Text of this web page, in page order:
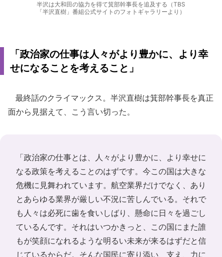
半沢は大和田の協力を得て箕部幹事長を追及する（TBS
「半沢直樹」番組公式サイトのフォトギャラリーより）
「政治家の仕事は人々がより豊かに、より幸
せになることを考えること」
最終話のクライマックス。半沢直樹は箕部幹事長を真正
面から見据えて、こう言い切った。
「政治家の仕事とは、人々がより豊かに、より幸せに
なる政策を考えることのはずです。今この国は大きな
危機に見舞われています。航空業界だけでなく、あり
とあらゆる業界が厳しい不況に苦しんでいる。それで
も人々は必死に歯を食いしばり、懸命に日々を過ごし
ているんです。それはいつかきっと、この国にまた誰
もが笑顔になれるような明るい未来が来るはずだと信
じているからだ。そんな国民に寄り添い、支え、力に